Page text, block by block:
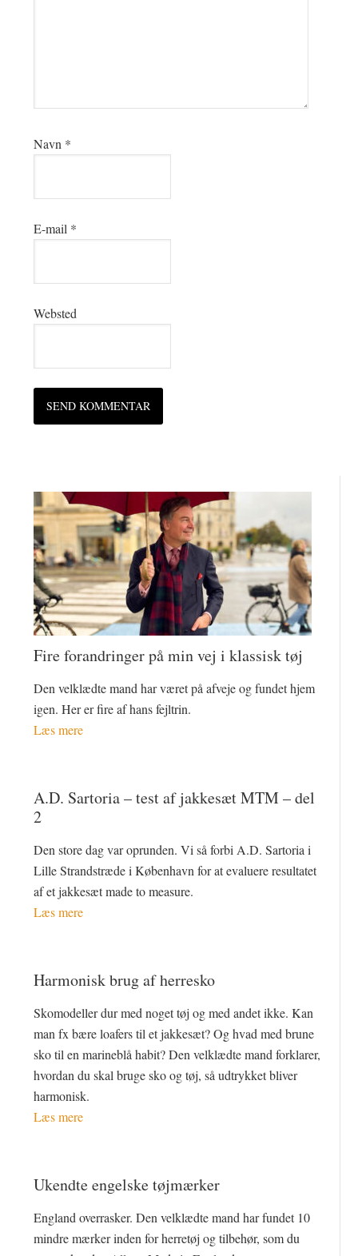
Navn *
E-mail *
Websted
Fire forandringer på min vej i klassisk tøj
Den velklædte mand har været på afveje og fundet hjem
igen. Her er fire af hans fejltrin.
Læs mere
A.D. Sartoria – test af jakkesæt MTM – del
2
Den store dag var oprunden. Vi så forbi A.D. Sartoria i
Lille Strandstræde i København for at evaluere resultatet
af et jakkesæt made to measure.
Læs mere
Harmonisk brug af herresko
Skomodeller dur med noget tøj og med andet ikke. Kan
man fx bære loafers til et jakkesæt? Og hvad med brune
sko til en marineblå habit? Den velklædte mand forklarer,
hvordan du skal bruge sko og tøj, så udtrykket bliver
harmonisk.
Læs mere
Ukendte engelske tøjmærker
England overrasker. Den velklædte mand har fundet 10
mindre mærker inden for herretøj og tilbehør, som du